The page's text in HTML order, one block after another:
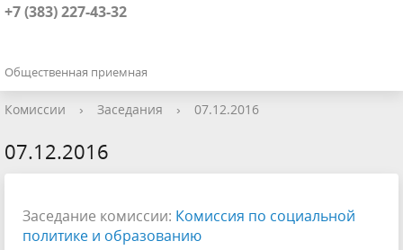
+7 (383) 227-43-32
Общественная приемная
Комиссии › Заседания › 07.12.2016
07.12.2016
Заседание комиссии: Комиссия по социальной
политике и образованию